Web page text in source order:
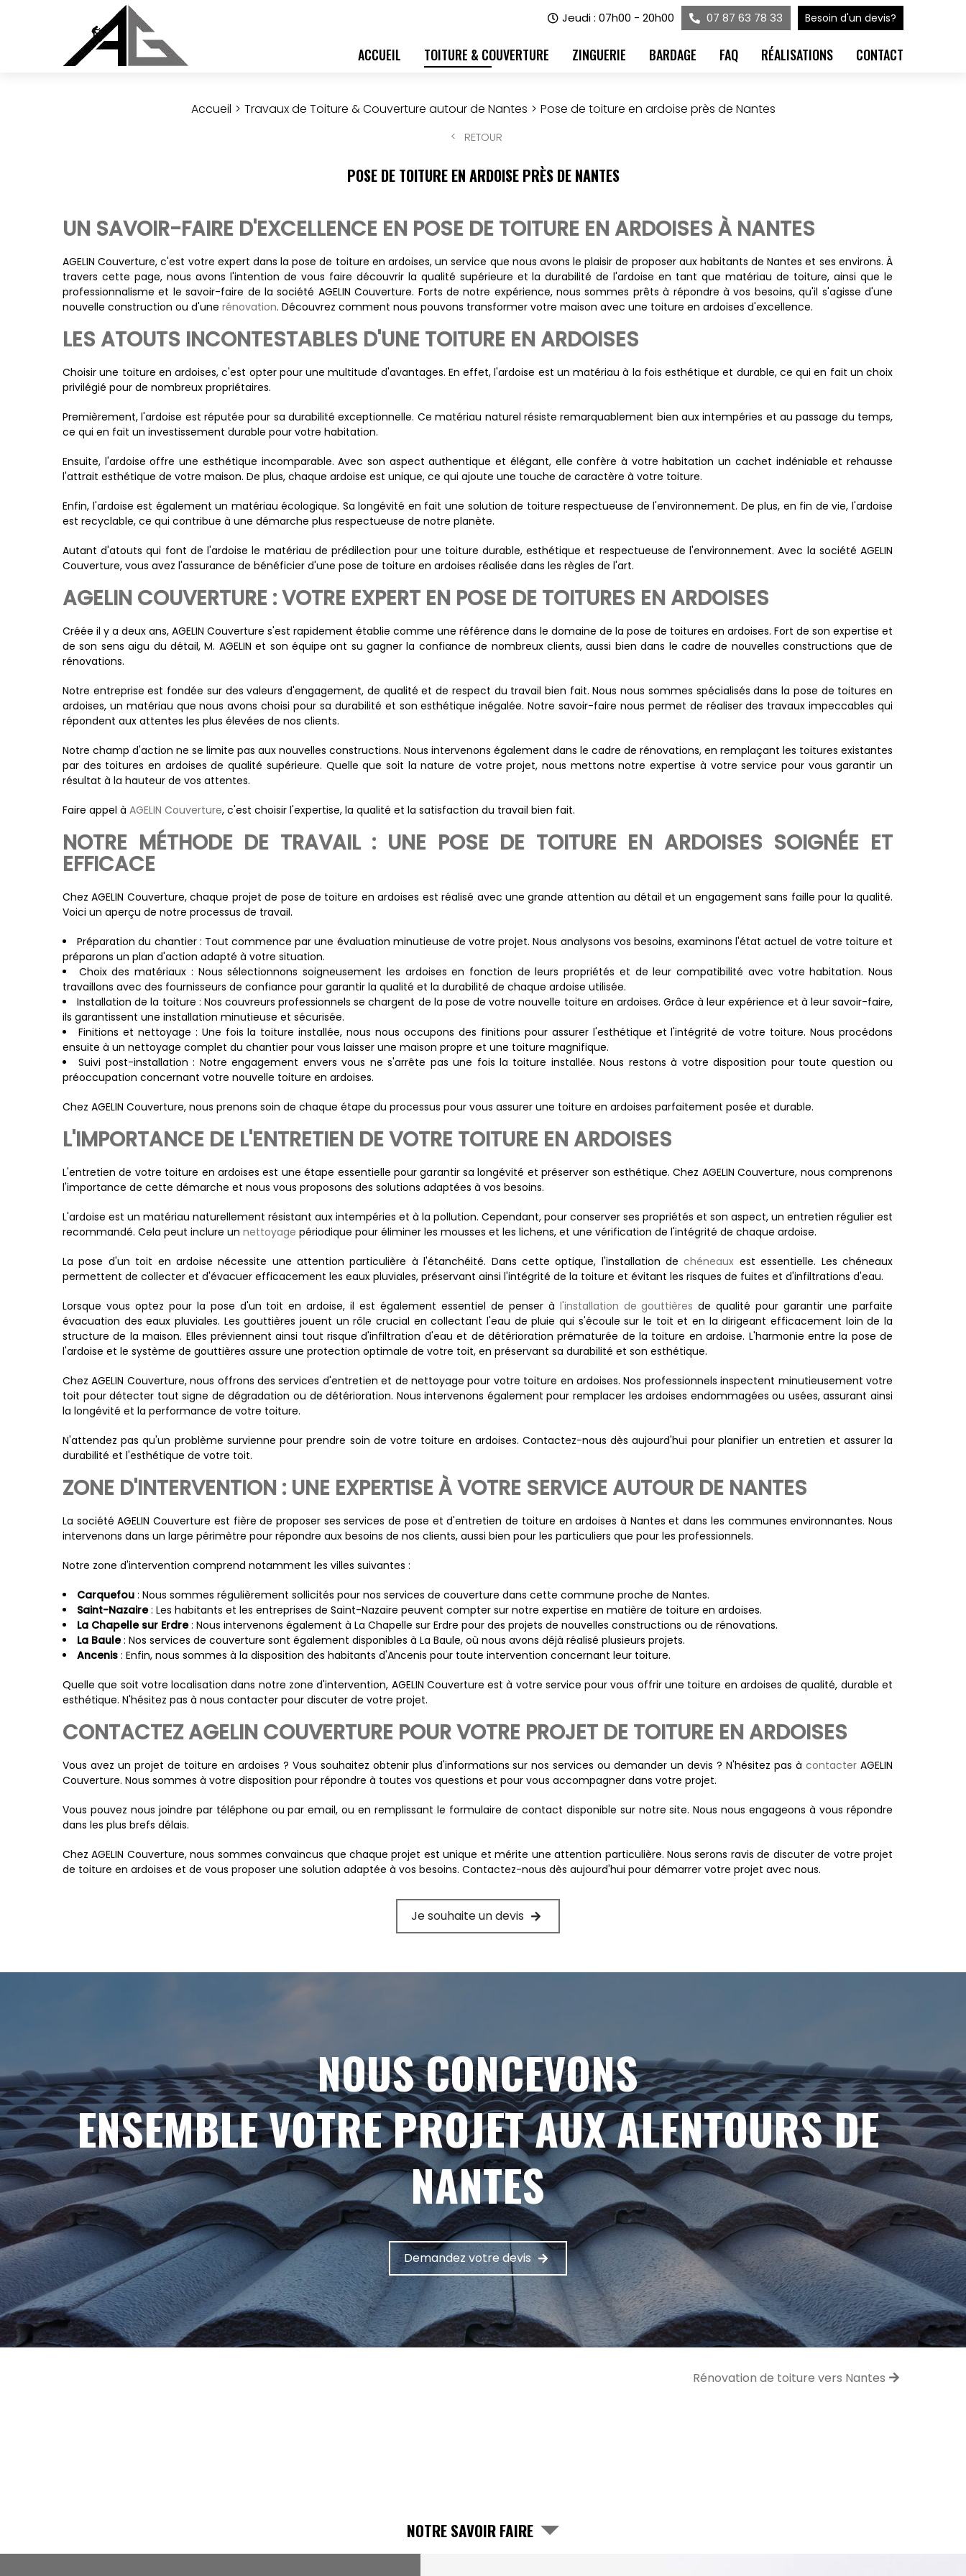
Jeudi : 07h00 - 20h00 07 87 63 78 33 Besoin d'un devis?
ACCUEIL TOITURE & COUVERTURE ZINGUERIE BARDAGE FAQ RÉALISATIONS CONTACT
Accueil Travaux de Toiture & Couverture autour de Nantes Pose de toiture en ardoise près de Nantes
RETOUR
POSE DE TOITURE EN ARDOISE PRÈS DE NANTES
UN SAVOIR-FAIRE D'EXCELLENCE EN POSE DE TOITURE EN ARDOISES À NANTES
AGELIN Couverture, c'est votre expert dans la pose de toiture en ardoises, un service que nous avons le plaisir de proposer aux habitants de Nantes et ses environs. À
travers cette page, nous avons l'intention de vous faire découvrir la qualité supérieure et la durabilité de l'ardoise en tant que matériau de toiture, ainsi que le
professionnalisme et le savoir-faire de la société AGELIN Couverture. Forts de notre expérience, nous sommes prêts à répondre à vos besoins, qu'il s'agisse d'une
nouvelle construction ou d'une rénovation. Découvrez comment nous pouvons transformer votre maison avec une toiture en ardoises d'excellence.
LES ATOUTS INCONTESTABLES D'UNE TOITURE EN ARDOISES
Choisir une toiture en ardoises, c'est opter pour une multitude d'avantages. En effet, l'ardoise est un matériau à la fois esthétique et durable, ce qui en fait un choix
privilégié pour de nombreux propriétaires.
Premièrement, l'ardoise est réputée pour sa durabilité exceptionnelle. Ce matériau naturel résiste remarquablement bien aux intempéries et au passage du temps,
ce qui en fait un investissement durable pour votre habitation.
Ensuite, l'ardoise offre une esthétique incomparable. Avec son aspect authentique et élégant, elle confère à votre habitation un cachet indéniable et rehausse
l'attrait esthétique de votre maison. De plus, chaque ardoise est unique, ce qui ajoute une touche de caractère à votre toiture.
Enfin, l'ardoise est également un matériau écologique. Sa longévité en fait une solution de toiture respectueuse de l'environnement. De plus, en fin de vie, l'ardoise
est recyclable, ce qui contribue à une démarche plus respectueuse de notre planète.
Autant d'atouts qui font de l'ardoise le matériau de prédilection pour une toiture durable, esthétique et respectueuse de l'environnement. Avec la société AGELIN
Couverture, vous avez l'assurance de bénéficier d'une pose de toiture en ardoises réalisée dans les règles de l'art.
AGELIN COUVERTURE : VOTRE EXPERT EN POSE DE TOITURES EN ARDOISES
Créée il y a deux ans, AGELIN Couverture s'est rapidement établie comme une référence dans le domaine de la pose de toitures en ardoises. Fort de son expertise et
de son sens aigu du détail, M. AGELIN et son équipe ont su gagner la confiance de nombreux clients, aussi bien dans le cadre de nouvelles constructions que de
rénovations.
Notre entreprise est fondée sur des valeurs d'engagement, de qualité et de respect du travail bien fait. Nous nous sommes spécialisés dans la pose de toitures en
ardoises, un matériau que nous avons choisi pour sa durabilité et son esthétique inégalée. Notre savoir-faire nous permet de réaliser des travaux impeccables qui
répondent aux attentes les plus élevées de nos clients.
Notre champ d'action ne se limite pas aux nouvelles constructions. Nous intervenons également dans le cadre de rénovations, en remplaçant les toitures existantes
par des toitures en ardoises de qualité supérieure. Quelle que soit la nature de votre projet, nous mettons notre expertise à votre service pour vous garantir un
résultat à la hauteur de vos attentes.
Faire appel à AGELIN Couverture, c'est choisir l'expertise, la qualité et la satisfaction du travail bien fait.
NOTRE MÉTHODE DE TRAVAIL : UNE POSE DE TOITURE EN ARDOISES SOIGNÉE ET
EFFICACE
Chez AGELIN Couverture, chaque projet de pose de toiture en ardoises est réalisé avec une grande attention au détail et un engagement sans faille pour la qualité.
Voici un aperçu de notre processus de travail.
Préparation du chantier : Tout commence par une évaluation minutieuse de votre projet. Nous analysons vos besoins, examinons l'état actuel de votre toiture et
préparons un plan d'action adapté à votre situation.
Choix des matériaux : Nous sélectionnons soigneusement les ardoises en fonction de leurs propriétés et de leur compatibilité avec votre habitation. Nous
travaillons avec des fournisseurs de confiance pour garantir la qualité et la durabilité de chaque ardoise utilisée.
Installation de la toiture : Nos couvreurs professionnels se chargent de la pose de votre nouvelle toiture en ardoises. Grâce à leur expérience et à leur savoir-faire,
ils garantissent une installation minutieuse et sécurisée.
Finitions et nettoyage : Une fois la toiture installée, nous nous occupons des finitions pour assurer l'esthétique et l'intégrité de votre toiture. Nous procédons
ensuite à un nettoyage complet du chantier pour vous laisser une maison propre et une toiture magnifique.
Suivi post-installation : Notre engagement envers vous ne s'arrête pas une fois la toiture installée. Nous restons à votre disposition pour toute question ou
préoccupation concernant votre nouvelle toiture en ardoises.
Chez AGELIN Couverture, nous prenons soin de chaque étape du processus pour vous assurer une toiture en ardoises parfaitement posée et durable.
L'IMPORTANCE DE L'ENTRETIEN DE VOTRE TOITURE EN ARDOISES
L'entretien de votre toiture en ardoises est une étape essentielle pour garantir sa longévité et préserver son esthétique. Chez AGELIN Couverture, nous comprenons
l'importance de cette démarche et nous vous proposons des solutions adaptées à vos besoins.
L'ardoise est un matériau naturellement résistant aux intempéries et à la pollution. Cependant, pour conserver ses propriétés et son aspect, un entretien régulier est
recommandé. Cela peut inclure un nettoyage périodique pour éliminer les mousses et les lichens, et une vérification de l'intégrité de chaque ardoise.
La pose d'un toit en ardoise nécessite une attention particulière à l'étanchéité. Dans cette optique, l'installation dechéneaux est essentielle. Les chéneaux
permettent de collecter et d'évacuer efficacement les eaux pluviales, préservant ainsi l'intégrité de la toiture et évitant les risques de fuites et d'infiltrations d'eau.
Lorsque vous optez pour la pose d'un toit en ardoise, il est également essentiel de penser à l'installation de gouttières de qualité pour garantir une parfaite
évacuation des eaux pluviales. Les gouttières jouent un rôle crucial en collectant l'eau de pluie qui s'écoule sur le toit et en la dirigeant efficacement loin de la
structure de la maison. Elles préviennent ainsi tout risque d'infiltration d'eau et de détérioration prématurée de la toiture en ardoise. L'harmonie entre la pose de
l'ardoise et le système de gouttières assure une protection optimale de votre toit, en préservant sa durabilité et son esthétique.
Chez AGELIN Couverture, nous offrons des services d'entretien et de nettoyage pour votre toiture en ardoises. Nos professionnels inspectent minutieusement votre
toit pour détecter tout signe de dégradation ou de détérioration. Nous intervenons également pour remplacer les ardoises endommagées ou usées, assurant ainsi
la longévité et la performance de votre toiture.
N'attendez pas qu'un problème survienne pour prendre soin de votre toiture en ardoises. Contactez-nous dès aujourd'hui pour planifier un entretien et assurer la
durabilité et l'esthétique de votre toit.
ZONE D'INTERVENTION : UNE EXPERTISE À VOTRE SERVICE AUTOUR DE NANTES
La société AGELIN Couverture est fière de proposer ses services de pose et d'entretien de toiture en ardoises à Nantes et dans les communes environnantes. Nous
intervenons dans un large périmètre pour répondre aux besoins de nos clients, aussi bien pour les particuliers que pour les professionnels.
Notre zone d'intervention comprend notamment les villes suivantes :
Carquefou : Nous sommes régulièrement sollicités pour nos services de couverture dans cette commune proche de Nantes.
Saint-Nazaire: Les habitants et les entreprises de Saint-Nazaire peuvent compter sur notre expertise en matière de toiture en ardoises.
La Chapelle sur Erdre: Nous intervenons également à La Chapelle sur Erdre pour des projets de nouvelles constructions ou de rénovations.
La Baule: Nos services de couverture sont également disponibles à La Baule, où nous avons déjà réalisé plusieurs projets.
Ancenis : Enfin, nous sommes à la disposition des habitants d'Ancenis pour toute intervention concernant leur toiture.
Quelle que soit votre localisation dans notre zone d'intervention, AGELIN Couverture est à votre service pour vous offrir une toiture en ardoises de qualité, durable et
esthétique. N'hésitez pas à nous contacter pour discuter de votre projet.
CONTACTEZ AGELIN COUVERTURE POUR VOTRE PROJET DE TOITURE EN ARDOISES
Vous avez un projet de toiture en ardoises ? Vous souhaitez obtenir plus d'informations sur nos services ou demander un devis ? N'hésitez pas àcontacter AGELIN
Couverture. Nous sommes à votre disposition pour répondre à toutes vos questions et pour vous accompagner dans votre projet.
Vous pouvez nous joindre par téléphone ou par email, ou en remplissant le formulaire de contact disponible sur notre site. Nous nous engageons à vous répondre
dans les plus brefs délais.
Chez AGELIN Couverture, nous sommes convaincus que chaque projet est unique et mérite une attention particulière. Nous serons ravis de discuter de votre projet
de toiture en ardoises et de vous proposer une solution adaptée à vos besoins. Contactez-nous dès aujourd'hui pour démarrer votre projet avec nous.
Je souhaite un devis
NOUS CONCEVONS
ENSEMBLE VOTRE PROJET AUX ALENTOURS DE
NANTES
Demandez votre devis
Rénovation de toiture vers Nantes
NOTRE SAVOIR FAIRE